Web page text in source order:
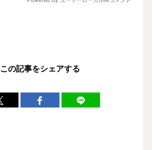
この記事をシェアする